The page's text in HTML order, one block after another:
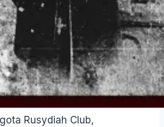
Rusydiah Club,